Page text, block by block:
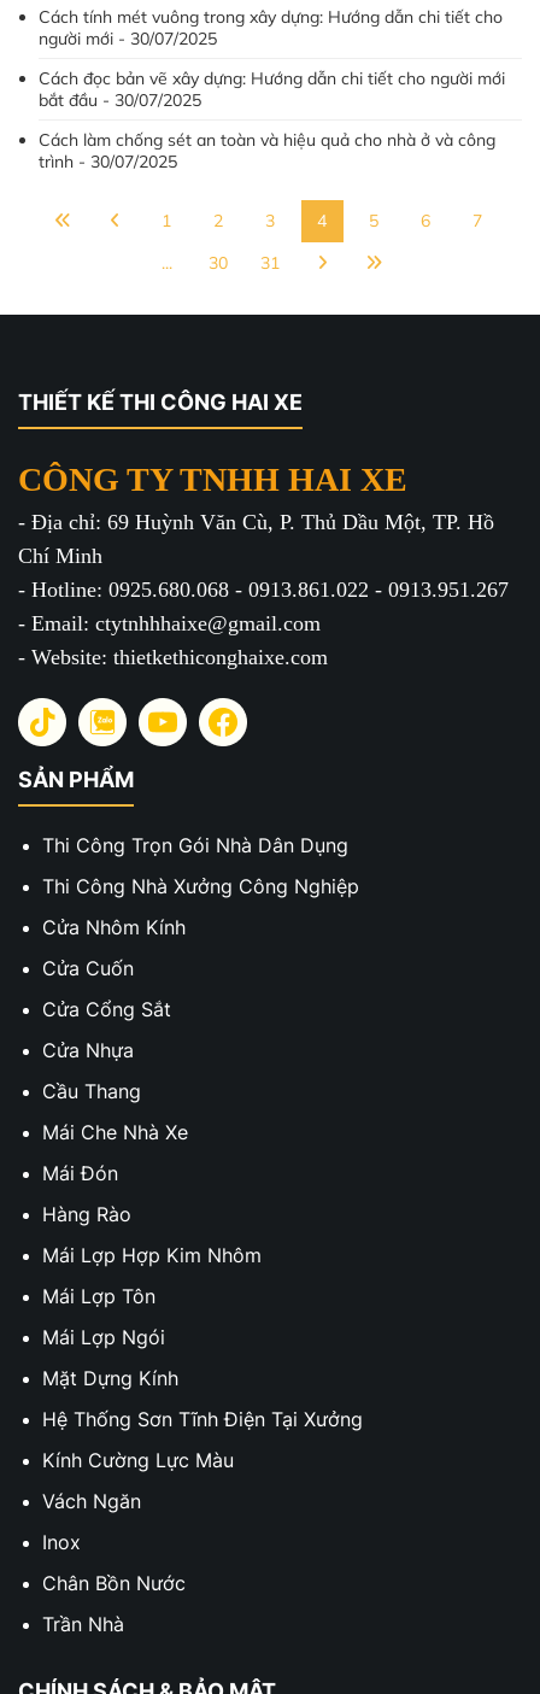
Cách tính mét vuông trong xây dựng: Hướng dẫn chi tiết cho
người mới - 30/07/2025
Cách đọc bản vẽ xây dựng: Hướng dẫn chi tiết cho người mới
bắt đầu - 30/07/2025
Cách làm chống sét an toàn và hiệu quả cho nhà ở và công
trình - 30/07/2025
1 2 3 4 5 6
7
...
30 31
THIẾT KẾ THI CÔNG HAI XE
CÔNG TY TNHH HAI XE
- Địa chỉ: 69 Huỳnh Văn Cù, P. Thủ Dầu Một, TP. Hồ
Chí Minh
- Hotline: 0925.680.068 - 0913.861.022 - 0913.951.267
- Email: ctytnhhhaixe@gmail.com
- Website: thietkethiconghaixe.com
SẢN PHẨM
Thi Công Trọn Gói Nhà Dân Dụng
Thi Công Nhà Xưởng Công Nghiệp
Cửa Nhôm Kính
Cửa Cuốn
Cửa Cổng Sắt
Cửa Nhựa
Cầu Thang
Mái Che Nhà Xe
Mái Đón
Hàng Rào
Mái Lợp Hợp Kim Nhôm
Mái Lợp Tôn
Mái Lợp Ngói
Mặt Dựng Kính
Hệ Thống Sơn Tĩnh Điện Tại Xưởng
Kính Cường Lực Màu
Vách Ngăn
Inox
Chân Bồn Nước
Trần Nhà